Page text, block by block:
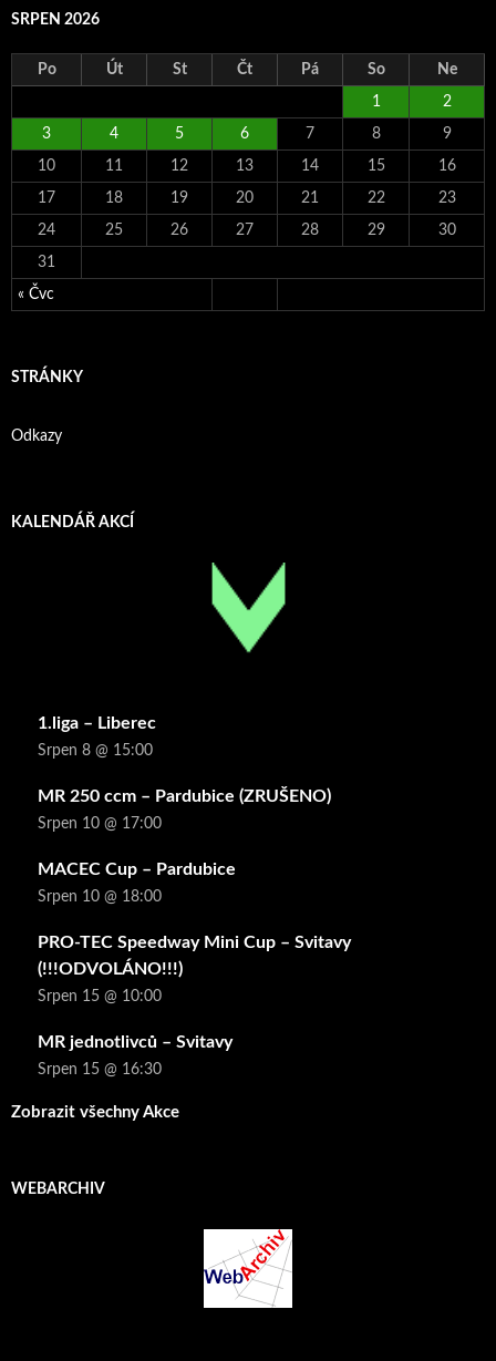
SRPEN 2026
Po Út St Čt Pá So Ne
« Čvc
1 2
3 4 5 6 7 8 9
10 11 12 13 14 15 16
17 18 19 20 21 22 23
24 25 26 27 28 29 30
31
STRÁNKY
Odkazy
KALENDÁŘ AKCÍ
1.liga – Liberec
Srpen 8 @ 15:00
MR 250 ccm – Pardubice (ZRUŠENO)
Srpen 10 @ 17:00
MACEC Cup – Pardubice
Srpen 10 @ 18:00
PRO-TEC Speedway Mini Cup – Svitavy
(!!!ODVOLÁNO!!!)
Srpen 15 @ 10:00
MR jednotlivců – Svitavy
Srpen 15 @ 16:30
Zobrazit všechny Akce
WEBARCHIV